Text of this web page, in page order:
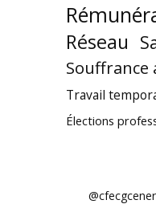
Réseau
Souffrance
Travail
Élections